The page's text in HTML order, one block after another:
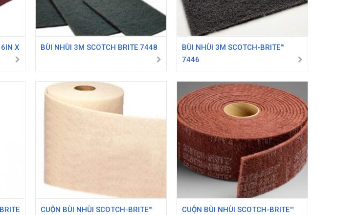
X
BÙI NHÙI 3M SCOTCH BRITE 7448
BÙI NHÙI 3M SCOTCH-BRITE™
7446
CUỘN BÙI NHÙI SCOTCH-BRITE™
CUỘN BÙI NHÙI SCOTCH-BRITE™